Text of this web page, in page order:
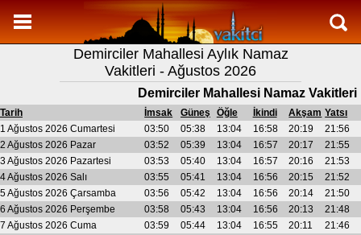
Namaz Vakitleri
Demirciler Mahallesi Aylık Namaz Vakitleri
Demirciler Mahallesi Ramazan imsakiyesi
Namaz Nasıl Kılınır?
Bilgi
İletişim
Demirciler Mahallesi Aylık Namaz
Vakitleri - Ağustos 2026
Demirciler Mahallesi Namaz Vakitleri
Tarih İmsak Güneş Öğle İkindi Akşam Yatsı
1 Ağustos 2026 Cumartesi
03:50 05:38 13:04 16:58 20:19
21:56
2 Ağustos 2026 Pazar
03:52 05:39 13:04 16:57 20:17
21:55
3 Ağustos 2026 Pazartesi
03:53 05:40 13:04 16:57 20:16
21:53
4 Ağustos 2026 Salı
03:55 05:41 13:04 16:56 20:15
21:52
5 Ağustos 2026 Çarsamba
03:56 05:42 13:04 16:56 20:14
21:50
6 Ağustos 2026 Perşembe
03:58 05:43 13:04 16:56 20:13
21:48
7 Ağustos 2026 Cuma
03:59 05:44 13:04 16:55 20:11
21:46